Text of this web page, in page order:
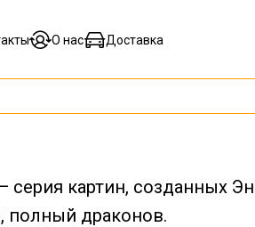
О нас Доставка
серия картин, созданных
полный драконов.